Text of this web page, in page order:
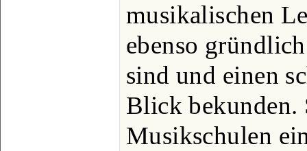
musikalischen
ebenso
sind und einen
Blick bekunden.
Musikschulen